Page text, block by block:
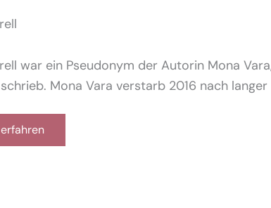
war ein Pseudonym der Autorin Mona
Mona Vara verstarb 2016 nach langer